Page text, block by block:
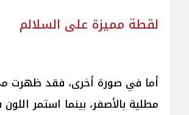
لقطة مميزة على السلالم
أما في صورة أخرى، فقد ظهرت
مطلية بالأصفر، بينما استمر